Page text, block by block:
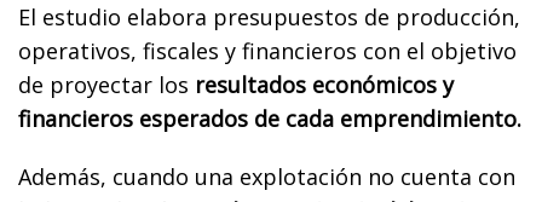
El estudio elabora presupuestos de producción,
operativos, fiscales y financieros con el objetivo
de proyectar los resultados económicos y
financieros esperados de cada emprendimiento.
Además, cuando una explotación no cuenta con